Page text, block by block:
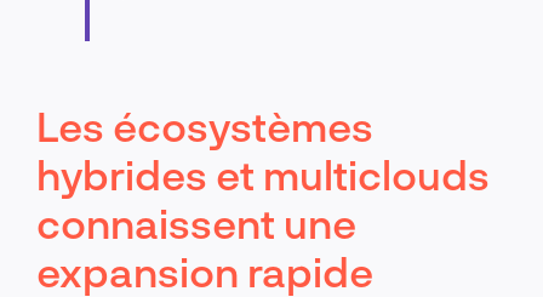
Les écosystèmes
hybrides et multiclouds
connaissent une
expansion rapide